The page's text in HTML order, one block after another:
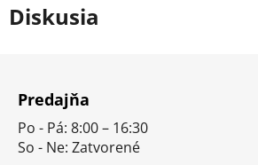
Diskusia
Predajňa
Po - Pá: 8:00 – 16:30
So - Ne: Zatvorené